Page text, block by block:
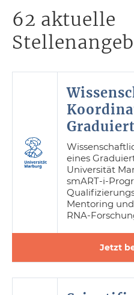
62 aktuelle
eines
Universität
smART-i-
Mentoring
RNA-
Jetzt